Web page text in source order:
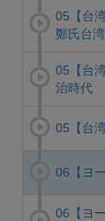
05【台
鄭氏台湾
05【台
治時代
05【台
06【ヨ
06【ヨ